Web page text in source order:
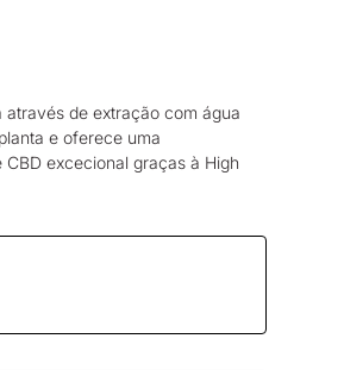
através de extração com água
e oferece uma
CBD excecional graças à High